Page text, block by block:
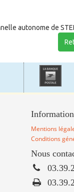
autonome de
Mentions
Conditions
Nous